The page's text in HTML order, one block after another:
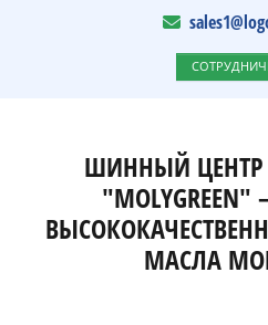
ШИННЫЙ
МАСЛА